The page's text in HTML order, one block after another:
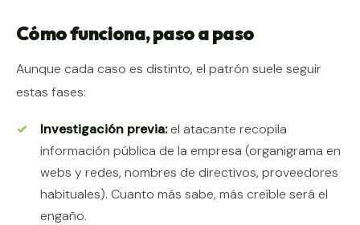
Cómo funciona, paso a paso
Aunque cada caso es distinto, el patrón suele seguir
estas fases:
Investigación previa:el atacante recopila
información pública de la empresa (organigrama en
webs y redes, nombres de directivos, proveedores
habituales). Cuanto más sabe, más creíble será el
engaño.